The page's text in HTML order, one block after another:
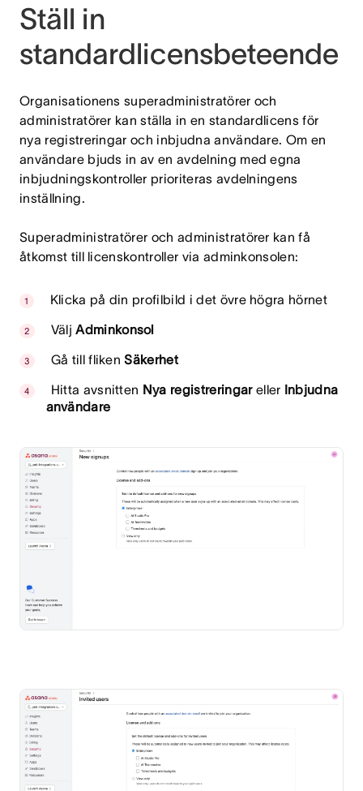
Ställ in
standardlicensbeteende
Organisationens superadministratörer och
administratörer kan ställa in en standardlicens för
nya registreringar och inbjudna användare. Om en
användare bjuds in av en avdelning med egna
inbjudningskontroller prioriteras avdelningens
inställning.
Superadministratörer och administratörer kan få
åtkomst till licenskontroller via adminkonsolen:
Klicka på din profilbild i det övre högra hörnet
VäljAdminkonsol
Gå till flikenSäkerhet
Hitta avsnitten Nya registreringareller Inbjudna
användare